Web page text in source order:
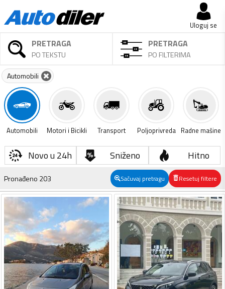
Uloguj se
PRETRAGA
PO TEKSTU
PRETRAGA
PO FILTERIMA
Automobili
Automobili Motori i Bicikli Transport Poljoprivreda Radne mašine
Novo u 24h Sniženo Hitno
Pronađeno 203 Sačuvaj pretragu Resetuj filtere